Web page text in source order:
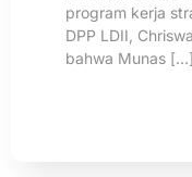
program kerja
DPP LDII,
bahwa Munas […]